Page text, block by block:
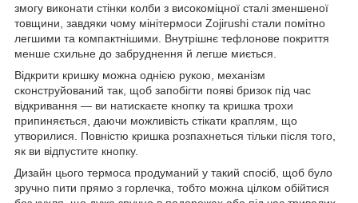
змогу виконати стінки колби з високоміцної сталі зменшеної
товщини, завдяки чому мінітермоси Zojirushi стали помітно
легшими та компактнішими. Внутрішнє тефлонове покриття
менше схильне до забруднення й легше миється.
Відкрити кришку можна однією рукою, механізм
сконструйований так, щоб запобігти появі бризок під час
відкривання — ви натискаєте кнопку та кришка трохи
припиняється, даючи можливість стікати краплям, що
утворилися. Повністю кришка розпахнеться тільки після того,
як ви відпустите кнопку.
Дизайн цього термоса продуманий у такий спосіб, щоб було
зручно пити прямо з горлечка, тобто можна цілком обійтися